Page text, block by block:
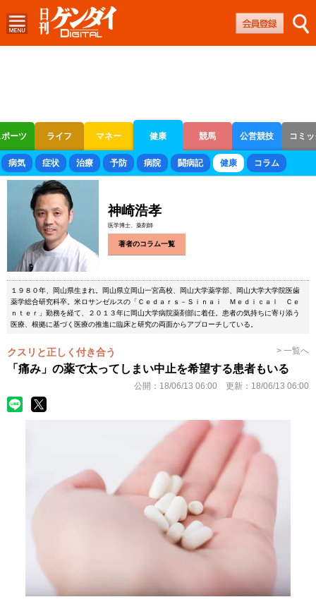
ーツ ライフ マネー 健康 競馬 公営競技 コミ
ボートレース 競輪 オートレース
病気 症状 治療 予防 病院 闘病記 健康 コラム
神崎浩孝
医学博士、薬剤師
著者のコラム一覧
１９８０年、岡山県生まれ。岡山県立岡山一宮高校、岡山大学薬学部、岡山大学大学院医歯
薬学総合研究科卒。米ロサンゼルスの「Ｃｅｄａｒｓ－Ｓｉｎａｉ Ｍｅｄｉｃａｌ Ｃｅ
ｎｔｅｒ」勤務を経て、２０１３年に岡山大学病院薬剤部に着任。患者の気持ちに寄り添う
医療、根拠に基づく医療の推進に臨床と研究の両面からアプローチしている。
クスリと正しく付き合う > 一覧へ
「痛み」の薬で太ってしまい中止を希望する患者もいる
公開： 18/06/13 06:00 更新： 18/06/13 06:00